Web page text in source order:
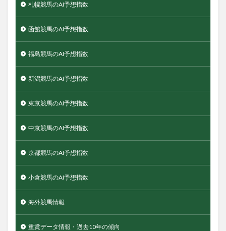
札幌競馬のAI予想指数
函館競馬のAI予想指数
福島競馬のAI予想指数
新潟競馬のAI予想指数
東京競馬のAI予想指数
中京競馬のAI予想指数
京都競馬のAI予想指数
小倉競馬のAI予想指数
海外競馬情報
重賞データ情報・過去10年の傾向